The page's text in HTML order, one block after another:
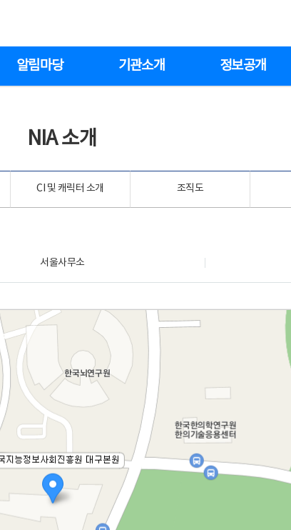
알림마당 기관소개 정보공개
NIA 소개
CI 및 캐릭터 소개 조직도
서울사무소